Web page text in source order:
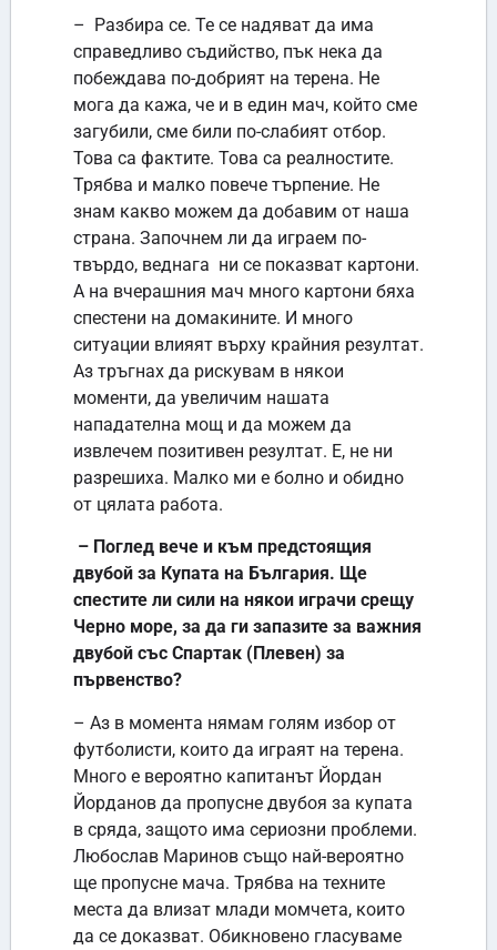
– Разбира се. Те се надяват да има
справедливо съдийство, пък нека да
побеждава по-добрият на терена. Не
мога да кажа, че и в един мач, който сме
загубили, сме били по-слабият отбор.
Това са фактите. Това са реалностите.
Трябва и малко повече търпение. Не
знам какво можем да добавим от наша
страна. Започнем ли да играем по-
твърдо, веднага ни се показват картони.
А на вчерашния мач много картони бяха
спестени на домакините. И много
ситуации влияят върху крайния резултат.
Аз тръгнах да рискувам в някои
моменти, да увеличим нашата
нападателна мощ и да можем да
извлечем позитивен резултат. Е, не ни
разрешиха. Малко ми е болно и обидно
от цялата работа.
– Поглед вече и към предстоящия
двубой за Купата на България. Ще
спестите ли сили на някои играчи срещу
Черно море, за да ги запазите за важния
двубой със Спартак (Плевен) за
първенство?
– Аз в момента нямам голям избор от
футболисти, които да играят на терена.
Много е вероятно капитанът Йордан
Йорданов да пропусне двубоя за купата
в сряда, защото има сериозни проблеми.
Любослав Маринов също най-вероятно
ще пропусне мача. Трябва на техните
места да влизат млади момчета, които
да се доказват. Обикновено гласуваме